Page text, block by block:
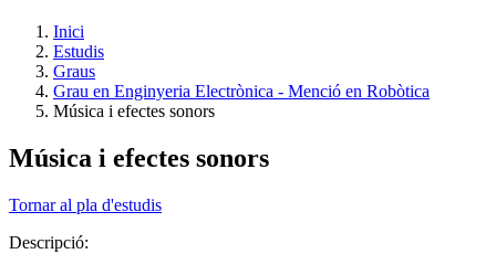
Inici
Estudis
Graus
Grau en Enginyeria Electrònica - Menció en Robòtica
Música i efectes sonors
Música i efectes sonors
Tornar al pla d'estudis
Descripció: